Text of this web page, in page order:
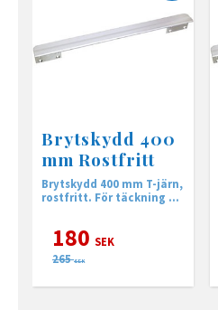
Brytskydd 400
mm Rostfritt
Brytskydd 400 mm T-järn,
rostfritt. För täckning av
karm och båge.
180 SEK
265 SEK